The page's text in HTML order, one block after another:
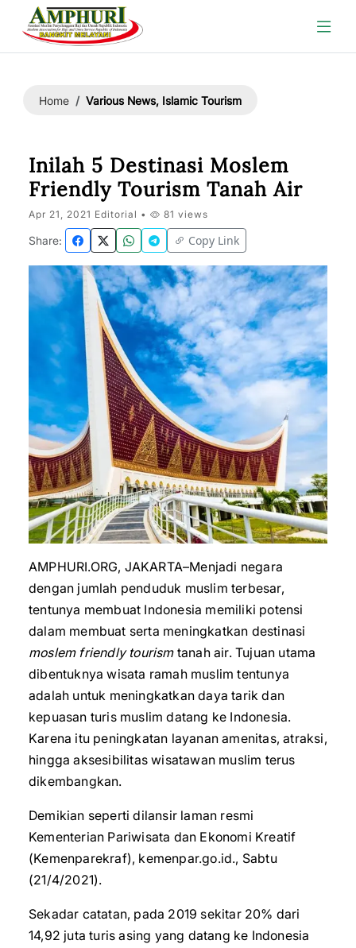
Home Various News, Islamic Tourism
Inilah 5 Destinasi Moslem
Friendly Tourism Tanah Air
Apr 21, 2021 Editorial • 81 views
Share: Copy Link
AMPHURI.ORG, JAKARTA–Menjadi negara
dengan jumlah penduduk muslim terbesar,
tentunya membuat Indonesia memiliki potensi
dalam membuat serta meningkatkan destinasi
moslem friendly tourismtanah air. Tujuan utama
dibentuknya wisata ramah muslim tentunya
adalah untuk meningkatkan daya tarik dan
kepuasan turis muslim datang ke Indonesia.
Karena itu peningkatan layanan amenitas, atraksi,
hingga aksesibilitas wisatawan muslim terus
dikembangkan.
Demikian seperti dilansir laman resmi
Kementerian Pariwisata dan Ekonomi Kreatif
(Kemenparekraf), kemenpar.go.id., Sabtu
(21/4/2021).
Sekadar catatan, pada 2019 sekitar 20% dari
14,92 juta turis asing yang datang ke Indonesia